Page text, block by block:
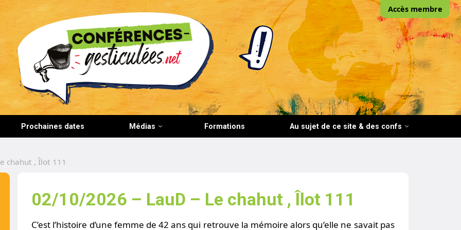
CONFERENCES-GESTICULEES.NET
Accès membre
Prochaines dates Médias Formations Au sujet de ce site & des confs
chahut , Îlot 111
02/10/2026 – LauD – Le chahut , Îlot 111
C’est l’histoire d’une femme de 42 ans qui retrouve la mémoire alors qu’elle ne savait pas